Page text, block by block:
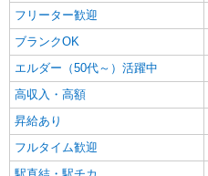
フリーター歓迎
ブランクOK
エルダー（50代～）活躍中
高収入・高額
昇給あり
フルタイム歓迎